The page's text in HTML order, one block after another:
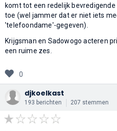
komt tot een redelijk
toe (wel jammer dat er niet iets
'telefoondame'-gegeven).
Krijgsman en Sadowogo acteren
een ruime zes.
0
djkoelkast
193 berichten 207 stemmen